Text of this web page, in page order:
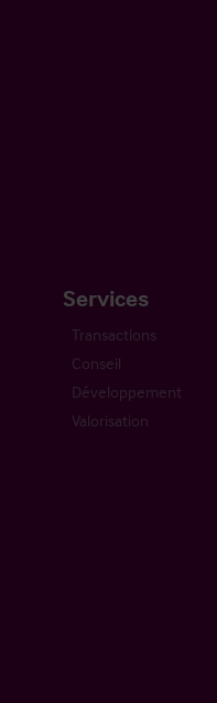
Services
Transactions
Conseil
Développement
Valorisation